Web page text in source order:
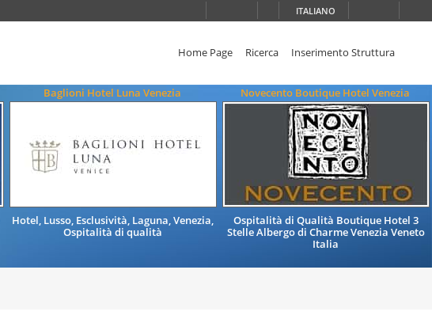
ITALIANO
Home Page Ricerca Inserimento Struttura
Baglioni Hotel Luna Venezia
Hotel, Lusso, Esclusività, Laguna, Venezia,
Ospitalità di qualità
Novecento Boutique Hotel Venezia
Ospitalità di Qualità Boutique Hotel 3
Stelle Albergo di Charme Venezia Veneto
Italia